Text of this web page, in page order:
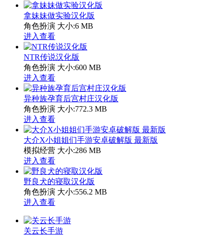
拿妹妹做实验汉化版
角色扮演 大小:6 MB
进入查看
NTR传说汉化版
角色扮演 大小:600 MB
进入查看
异种族孕育后宫村庄汉化版
角色扮演 大小:772.3 MB
进入查看
大介X小姐姐们手游安卓破解版 最新版
模拟经营 大小:286 MB
进入查看
野良犬的寝取汉化版
角色扮演 大小:556.2 MB
进入查看
关云长手游